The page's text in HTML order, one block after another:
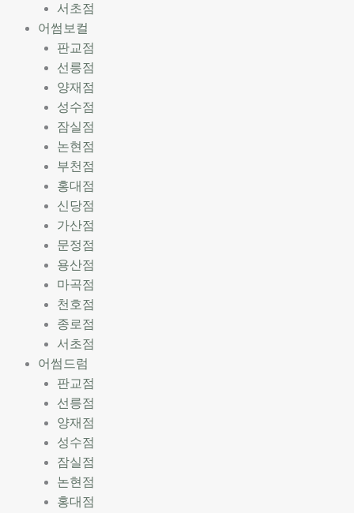
서초점
어썸보컬
판교점
선릉점
양재점
성수점
잠실점
논현점
부천점
홍대점
신당점
가산점
문정점
용산점
마곡점
천호점
종로점
서초점
어썸드럼
판교점
선릉점
양재점
성수점
잠실점
논현점
홍대점